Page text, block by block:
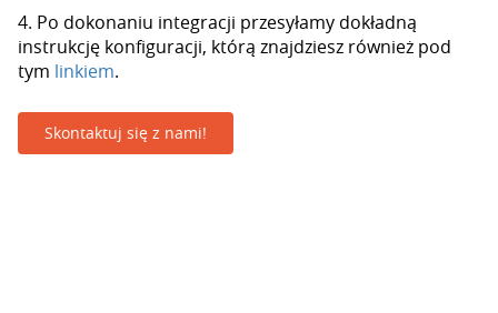
4. Po dokonaniu integracji przesyłamy dokładną
instrukcję konfiguracji, którą znajdziesz również pod
tym linkiem.
Skontaktuj się z nami!